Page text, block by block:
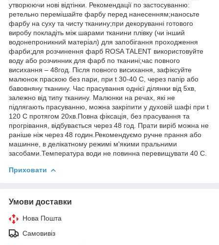
утворюючи нові відтінки. Рекомендації по застосуванню:
ретельно перемішайте фарбу перед нанесенням;наносьте
фарбу на суху та чисту тканину;при декоруванні готового
виробу покладіть між шарами тканини плівку (чи інший
водонепроникний матеріал) для запобігання проходження
фарби;для розчинення фарб ROSA TALENT використовуйте
воду або розчинник для фарб по тканині;час повного
висихання – 48год. Після повного висихання, зафіксуйте
малюнок праскою без пари, при t 30-40 С, через папір або
бавовняну тканину. Час прасування однієї ділянки від 5хв,
залежно від типу тканину. Малюнки на речах, які не
підлягають прасуванню, можна закріпити у духовій шафі при t
120 С протягом 20хв.Повна фіксація, без прасування та
прогрівання, відбувається через 48 год. Прати виріб можна не
раніше ніж через 48 годин.Рекомендуємо ручне прання або
машинне, в делікатному режимі м'якими пральними
засобами.Температура води не повинна перевищувати 40 С.
Приховати
Умови доставки
Нова Пошта
Самовивіз